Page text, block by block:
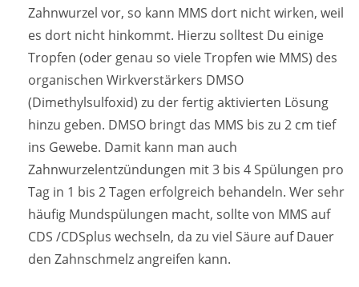
Zahnwurzel vor, so kann MMS dort nicht wirken, weil
es dort nicht hinkommt. Hierzu solltest Du einige
Tropfen (oder genau so viele Tropfen wie MMS) des
organischen Wirkverstärkers DMSO
(Dimethylsulfoxid) zu der fertig aktivierten Lösung
hinzu geben. DMSO bringt das MMS bis zu 2 cm tief
ins Gewebe. Damit kann man auch
Zahnwurzelentzündungen mit 3 bis 4 Spülungen pro
Tag in 1 bis 2 Tagen erfolgreich behandeln. Wer sehr
häufig Mundspülungen macht, sollte von MMS auf
CDS /CDSplus wechseln, da zu viel Säure auf Dauer
den Zahnschmelz angreifen kann.